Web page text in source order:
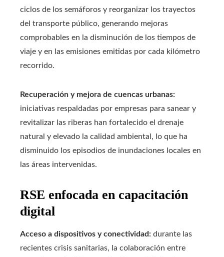
ciclos de los semáforos y reorganizar los trayectos
del transporte público, generando mejoras
comprobables en la disminución de los tiempos de
viaje y en las emisiones emitidas por cada kilómetro
recorrido.
Recuperación y mejora de cuencas urbanas:
iniciativas respaldadas por empresas para sanear y
revitalizar las riberas han fortalecido el drenaje
natural y elevado la calidad ambiental, lo que ha
disminuido los episodios de inundaciones locales en
las áreas intervenidas.
RSE enfocada en capacitación
digital
Acceso a dispositivos y conectividad: durante las
recientes crisis sanitarias, la colaboración entre